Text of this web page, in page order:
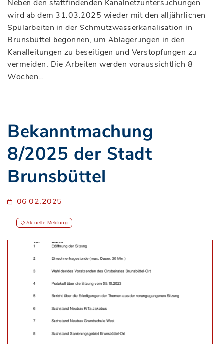
Neben den stattfindenden Kanalnetzuntersuchungen
wird ab dem 31.03.2025 wieder mit den alljährlichen
Spülarbeiten in der Schmutzwasserkanalisation in
Brunsbüttel begonnen, um Ablagerungen in den
Kanalleitungen zu beseitigen und Verstopfungen zu
vermeiden. Die Arbeiten werden voraussichtlich 8
Wochen…
Bekanntmachung
8/2025 der Stadt
Brunsbüttel
06.02.2025
Aktuelle Meldung